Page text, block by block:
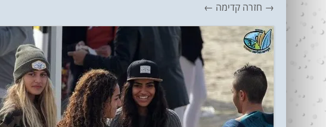
→ חזרה קדימה ←